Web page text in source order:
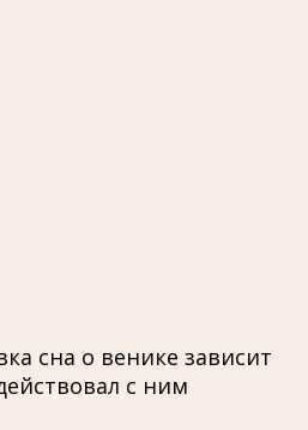
сна о венике зависит
с ним